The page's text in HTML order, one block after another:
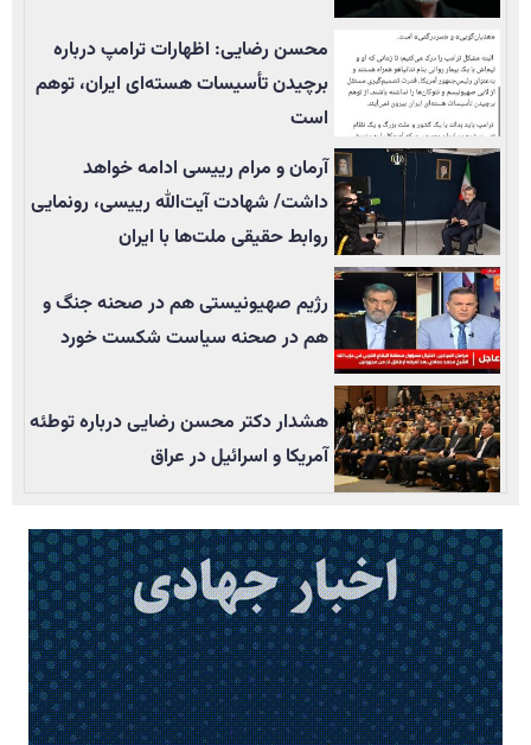
محسن رضایی: اظهارات ترامپ درباره
برچیدن تأسيسات هسته‌ای ایران، توهم
است
آرمان و مرام رییسی ادامه خواهد
داشت/ شهادت آیت‌الله رییسی، رونمایی
روابط حقیقی ملت‌ها با ایران
رژیم صهیونیستی هم در صحنه جنگ و
هم در صحنه سیاست شکست خورد
هشدار دکتر محسن رضایی درباره توطئه
آمریکا و اسرائیل در عراق